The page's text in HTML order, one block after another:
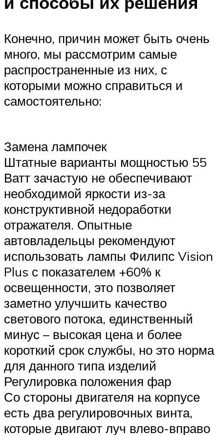
Конечно, причин может быть очень
много, мы рассмотрим самые
распространенные из них, с
которыми можно справиться и
самостоятельно:
Замена лампочек
Штатные варианты мощностью 55
Ватт зачастую не обеспечивают
необходимой яркости из-за
конструктивной недоработки
отражателя. Опытные
автовладельцы рекомендуют
использовать лампы Филипс Vision
Plus с показателем +60% к
освещенности, это позволяет
заметно улучшить качество
светового потока, единственный
минус – высокая цена и более
короткий срок службы, но это норма
для данного типа изделий
Регулировка положения фар
Со стороны двигателя на корпусе
есть два регулировочных винта,
которые двигают луч влево-вправо